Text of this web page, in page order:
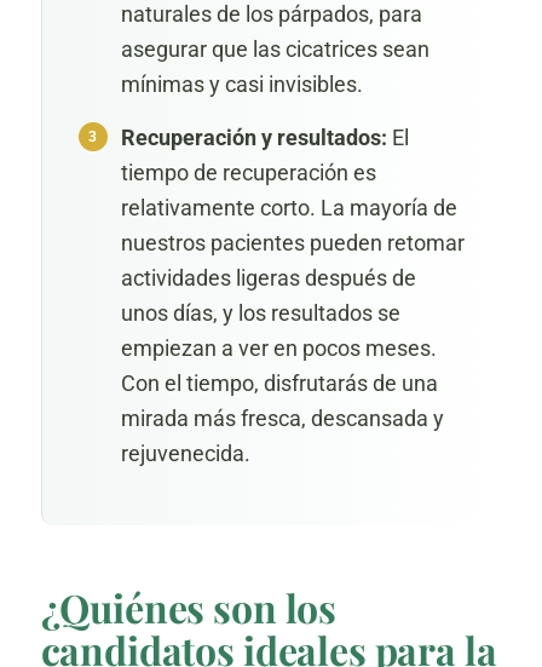
naturales de los párpados, para
asegurar que las cicatrices sean
mínimas y casi invisibles.
Recuperación y resultados: El
tiempo de recuperación es
relativamente corto. La mayoría de
nuestros pacientes pueden retomar
actividades ligeras después de
unos días, y los resultados se
empiezan a ver en pocos meses.
Con el tiempo, disfrutarás de una
mirada más fresca, descansada y
rejuvenecida.
¿Quiénes son los
candidatos ideales para la